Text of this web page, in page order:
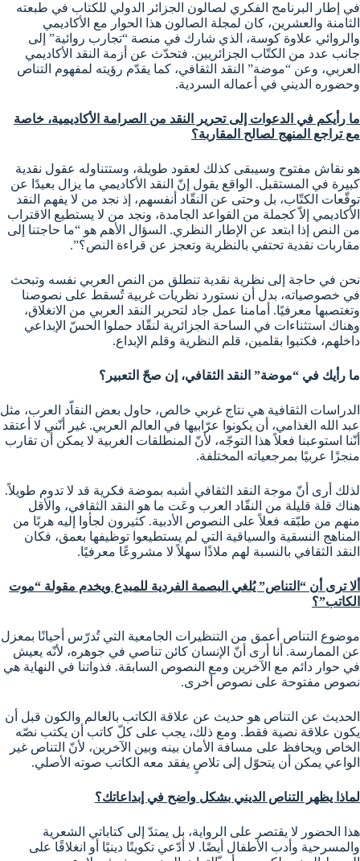
في إطار البرنامج الفكري لصالون الجزائر الدولي للكتاب في طبعته
الثامنة والعشرين، كان لمجلة الصالون هذا الحوار مع الأكاديمي
والروائي علاوة كوسة، الذي شارك في منصة “تجارب روائية” إلى
جانب عدد من الكتّاب الجزائريين. فتحدّث عن أزمة النقد الأكاديمي
العربي، وعن “موضة” النقد الثقافي، كما يقدّم رؤيته لمفهوم التناص
وحضوره الديني في أعماله السردية.
ما رأيكم في الدعوات إلى تحرير النقد من الصرامة الأكاديمية، خاصة
مع تراجع المنهج لصالح المقاربة؟
هو نقاش مفتوح وسيبقى كذلك لعقود طويلة، وستتناوله عقول نقدية
كبيرة في المستقبل. الواقع يقول إنّ النقد الأكاديمي ما يزال بعيدًا عن
توقّعات الكتّاب، بل وحتى عن النقّاد أنفسهم، إذ نجد من لا يفهم النقد
الأكاديمي إلاّ كجملة من القواعد الجامدة، ونجد من لا يستطيع الاقتراب
من النص إذا ابتعد عن الإطار النظري. السؤال الأهم هو “ما حاجتنا إلى
مقاربات نقدية تحتفي بالنظرية وتعجز عن قراءة النص؟”.
نحن في حاجة إلى نظرية نقدية تنطلق من النص العربي نفسه وتبحث
في خصوصياته، بدل أن نستورد نظريات غربية تُسقط على نصوصنا
وتغتصبها معرفيًا. أمامنا عمل جاد لتحرير النقد العربي من الانغلاق،
وهناك استثناءات في الساحة الجزائرية لنقّاد حملوا الحسّ الإبداعي
داخلهم، فكتبوا بقلمين، قلم النظرية وقلم الإبداع.
ما رأيك في “موضة” النقد الثقافي، إن صحّ التعبير؟
الدراسات الثقافية هي نتاج غربي خالص، حاول بعض النقاّد العرب، مثل
عبد الله الغذامي، أن يكونوا عرّابيها في العالم العربي. غير أنّني لا أعتقد
أنّنا استوعبنا فعلاً هذا التوجّه، لأنّ المنطلقات الغربية لا يمكن أن تقارب
منجزًا عربيًا بمرجعياته المختلفة.
لذلك أرى أنّ موجة النقد الثقافي أشبه بموضة فكرية قد لا تدوم طويلاً.
هناك قلة قليلة من النقّاد العرب وعَت ما هو النقد الثقافي، والأقل
منهم من طبّقه فعلاً على النصوص الأدبية. كثيرون لجأوا إليه هربًا من
المناهج النسقية والسياقية التي لم يستطيعوا توظيفها بعمق، فكان
النقد الثقافي بالنسبة لهم ملاذًا سهلاً لا مشروعًا معرفيًا.
ألا ترى أن “التناص” يُلغي البصمة الفردية للمبدع ويخدم مقولة “موت
الكاتب”؟
موضوع التناص أعمق من التنظيرات الجامعية التي تُدرّس أحيانًا بمعزل
عن الممارسة. أنا أرى أنّ الإنسان كائن تناصي في جوهره، لأنّه يعيش
في حوار دائم مع الآخرين ومع النصوص السابقة. فذواتنا في النهاية هي
نصوص مفتوحة على نصوص أخرى.
الحديث عن التناص هو حديث عن علاقة الكاتب بالعالم والكون قبل أن
يكون علاقة نصية فقط. ومع ذلك، يجب على كلّ كاتب أن يكتب نصّه
الخاص ويحافظ على مسافة الأمان بينه وبين الآخرين، لأنّ التناص غير
الواعي يمكن أن يتحوّل إلى تلاصٍ يفقد معه الكاتب صوته الأصلي.
لماذا يظهر التناص الديني بشكل واضح في إبداعاتك؟
هذا الحضور لا يقتصر على الرواية، بل يمتدّ إلى كتاباتي الشعرية
والمسرحية وأدب الأطفال أيضًا. لا أدّعي تكوينًا دينيًا أو انغلاقًا على